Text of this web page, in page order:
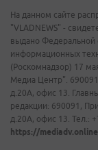
На данном сайте
"VLADNEWS" -
выдано Федеральной
информационных
(Роскомнадзор) 17
Медиа Центр".
д.20А, офис 13.
редакции: 690091,
д.20А, офис 13. Тел.:
https://